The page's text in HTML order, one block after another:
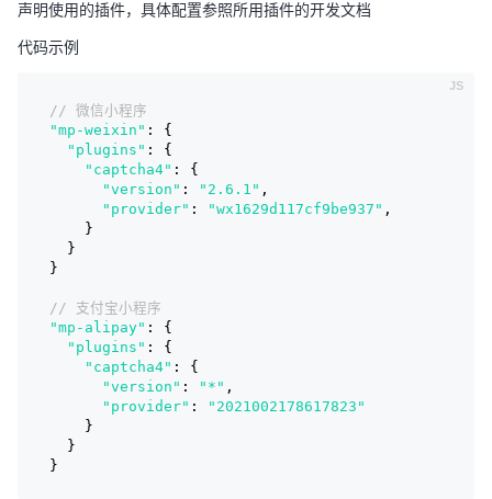
声明使用的插件，具体配置参照所用插件的开发文档
代码示例
// 微信小程序
"mp-weixin" : {
"plugins" : {
"captcha4" : {
"version" : "2.6.1" ,
"provider" : "wx1629d117cf9be937" ,
    }
  }
}
// 支付宝小程序
"mp-alipay" : {
"plugins" : {
"captcha4" : {
"version" : "*" ,
"provider" :
"2021002178617823"
    }
  }
}